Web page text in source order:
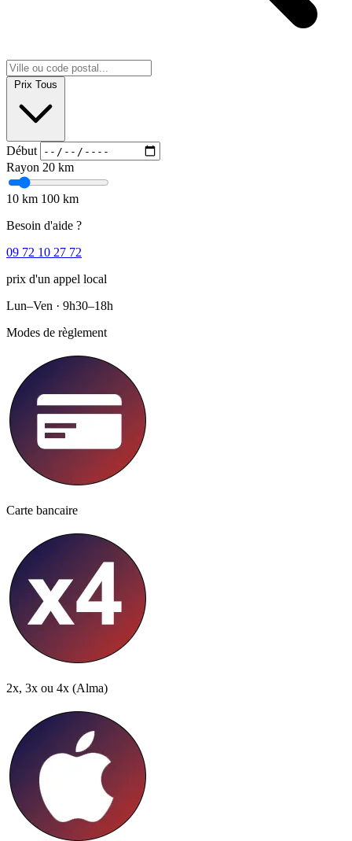
Prix Tous
Début
Rayon 20 km
10 km 100 km
Besoin d'aide ?
09 72 10 27 72
prix d'un appel local
Lun–Ven · 9h30–18h
Modes de règlement
Carte bancaire
2x, 3x ou 4x (Alma)